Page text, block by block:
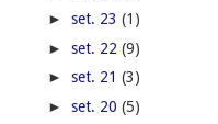
► set. 23 (1)
► set. 22 (9)
► set. 21 (3)
► set. 20 (5)